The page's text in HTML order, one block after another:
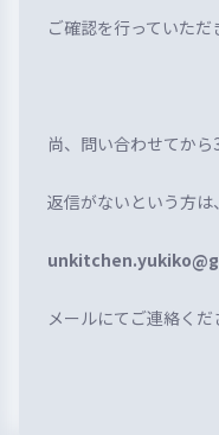
ご確認を行っていただ
尚、問い合わせてか
返信がないという方
メールにてご連絡く